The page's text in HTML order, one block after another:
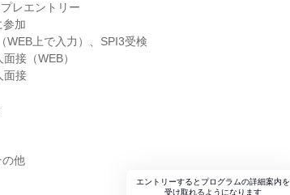
レエントリー
参加
WEB上で入力）、SPI3受検
接（WEB）
面接
の他
エントリーするとプログラムの詳細案内を
受け取れるようになります